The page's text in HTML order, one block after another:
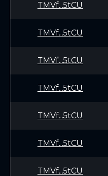
TMVf...5tCU
TMVf...5tCU
TMVf...5tCU
TMVf...5tCU
TMVf...5tCU
TMVf...5tCU
TMVf...5tCU